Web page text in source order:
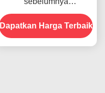
menampilkan Ketahanan
Terhadap Kelembaban
dan Kekuatan Kupas
Harga Terbaik